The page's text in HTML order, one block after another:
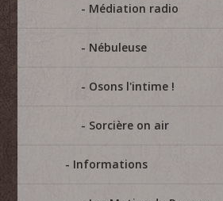
Médiation radio
Nébuleuse
Osons l'intime !
Sorcière on air
Informations